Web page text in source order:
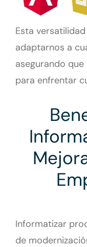
Esta
adaptarnos a
asegurando
para enfrentar
Informatizar
de